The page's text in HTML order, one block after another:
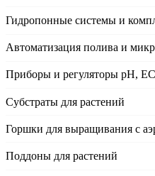
Гидропонные системы и
Автоматизация полива и
Приборы и регуляторы рН,
Субстраты для растений
Горшки для выращивания с
Поддоны для растений